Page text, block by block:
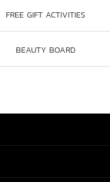
FREE GIFT ACTIVITIES
BEAUTY BOARD